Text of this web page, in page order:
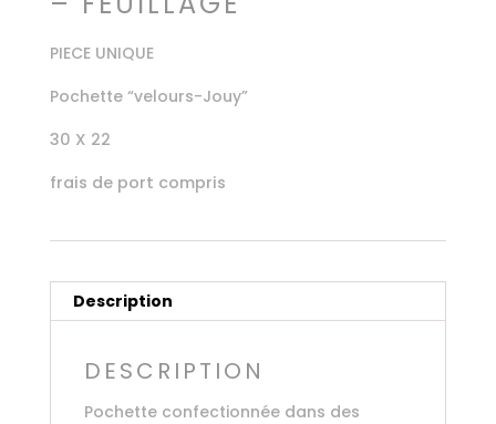
PIECE UNIQUE
Pochette “velours-Jouy”
30 X 22
frais de port compris
Description
DESCRIPTION
Pochette confectionnée dans des